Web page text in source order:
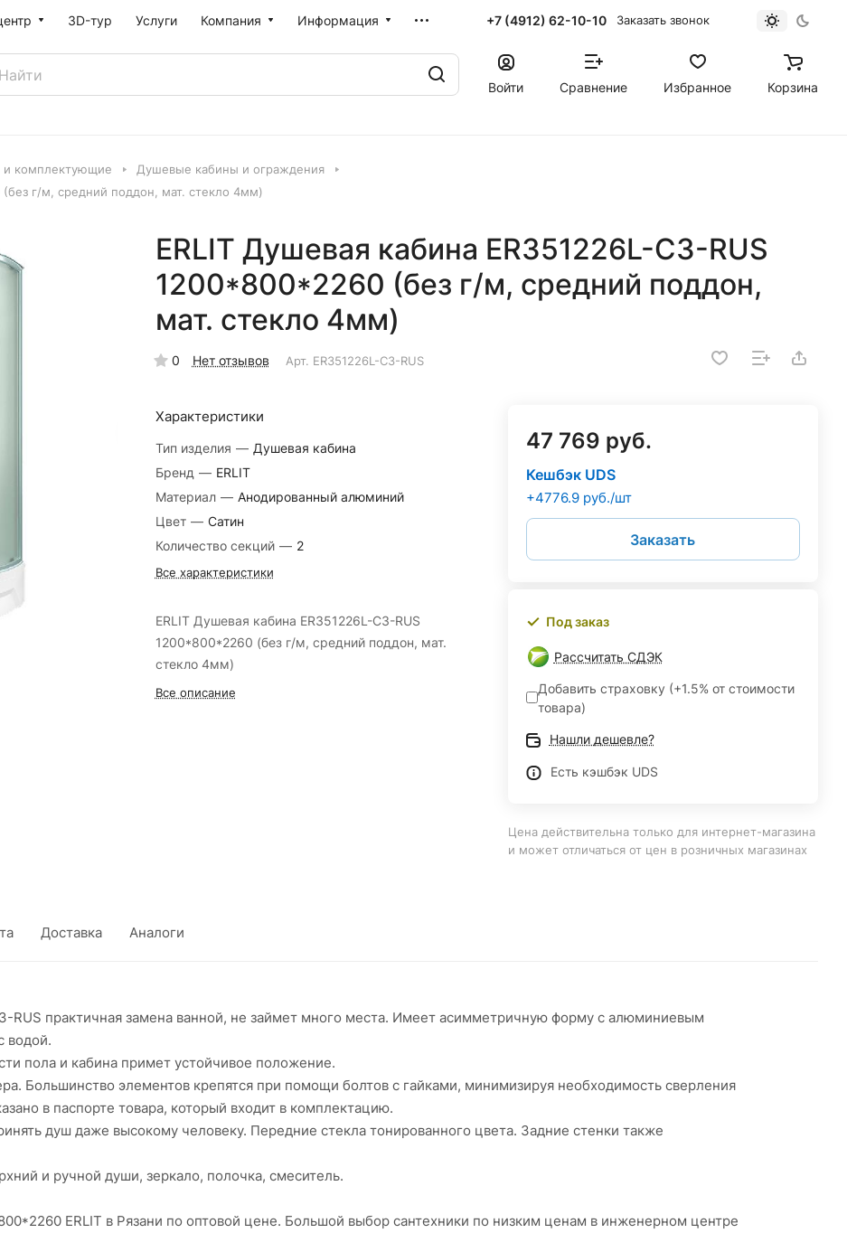
3D-тур Услуги Компания Информация +7 (4912) 62-10-10 Заказать звонок
Войти Сравнение Избранное Корзина
комплектующие
Душевые кабины и ограждения
(без г/м, средний поддон, мат. стекло 4мм)
ERLIT Душевая кабина ER351226L-C3-RUS
1200*800*2260 (без г/м, средний поддон,
мат. стекло 4мм)
0 Нет отзывов Арт. ER351226L-C3-RUS
Характеристики
Тип изделия — Душевая кабина
Бренд — ERLIT
Материал — Анодированный алюминий
Цвет — Сатин
Количество секций — 2
Все характеристики
ERLIT Душевая кабина ER351226L-C3-RUS
1200*800*2260 (без г/м, средний поддон, мат.
стекло 4мм)
Все описание
47 769 руб.
Кешбэк UDS
+4776.9 руб./шт
Заказать
Под заказ
Рассчитать СДЭК
Добавить страховку (+1.5% от стоимости
товара)
Нашли дешевле?
Есть кэшбэк UDS
Цена действительна только для интернет-магазина
и может отличаться от цен в розничных магазинах
Доставка Аналоги
RUS практичная замена ванной, не займет много места. Имеет асимметричную форму с алюминиевым
водой.
пола и кабина примет устойчивое положение.
Большинство элементов крепятся при помощи болтов с гайками, минимизируя необходимость сверления
в паспорте товара, который входит в комплектацию.
душ даже высокому человеку. Передние стекла тонированного цвета. Задние стенки также
и ручной души, зеркало, полочка, смеситель.
ERLIT в Рязани по оптовой цене. Большой выбор сантехники по низким ценам в инженерном центре